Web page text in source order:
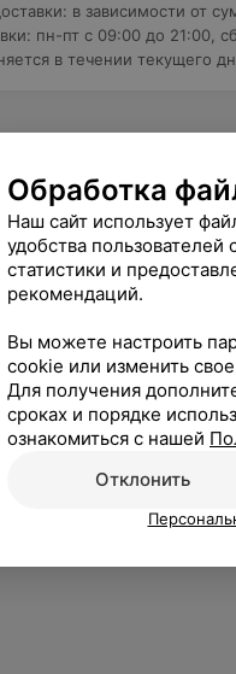
: в зависимости от
: пн-пт с 09:00 до 21:00,
в течении текущего
Обработка
Наш сайт использует
удобства пользователей
статистики и
рекомендаций.
Вы можете настроить
cookie или изменить
Для получения
сроках и порядке
ознакомиться с нашей
Отклонить